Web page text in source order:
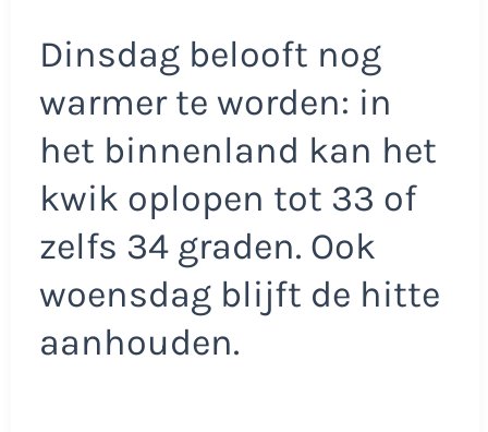
Dinsdag belooft nog
warmer te worden: in
het binnenland kan het
kwik oplopen tot 33 of
zelfs 34 graden. Ook
woensdag blijft de hitte
aanhouden.